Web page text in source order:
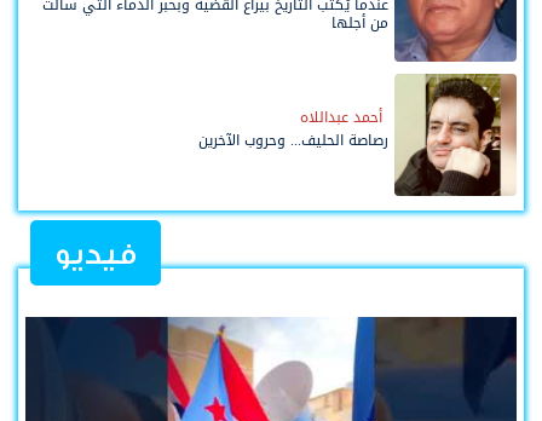
من أجلها
أحمد عبداللاه
رصاصة الحليف... وحروب الآخرين
فيديو